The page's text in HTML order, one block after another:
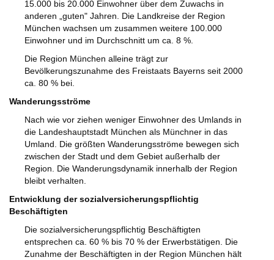
15.000 bis 20.000 Einwohner über dem Zuwachs in
anderen „guten" Jahren. Die Landkreise der Region
München wachsen um zusammen weitere 100.000
Einwohner und im Durchschnitt um ca. 8 %.
Die Region München alleine trägt zur
Bevölkerungszunahme des Freistaats Bayerns seit 2000
ca. 80 % bei.
Wanderungsströme
Nach wie vor ziehen weniger Einwohner des Umlands in
die Landeshauptstadt München als Münchner in das
Umland. Die größten Wanderungsströme bewegen sich
zwischen der Stadt und dem Gebiet außerhalb der
Region. Die Wanderungsdynamik innerhalb der Region
bleibt verhalten.
Entwicklung der sozialversicherungspflichtig
Beschäftigten
Die sozialversicherungspflichtig Beschäftigten
entsprechen ca. 60 % bis 70 % der Erwerbstätigen. Die
Zunahme der Beschäftigten in der Region München hält